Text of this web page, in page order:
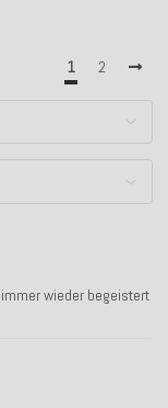
1 2
wieder begeistert